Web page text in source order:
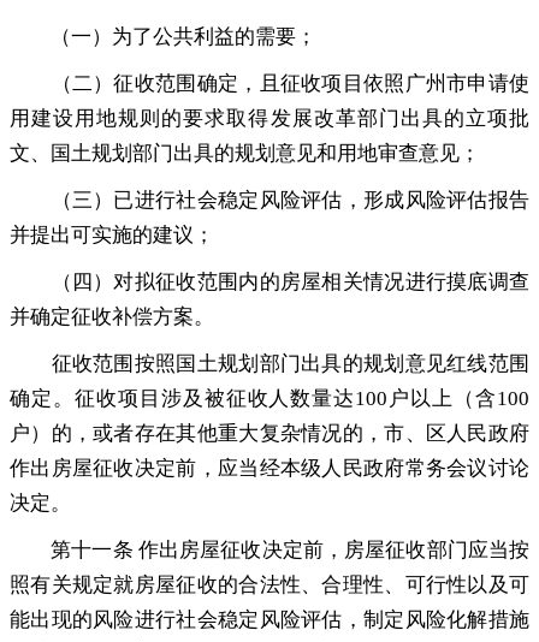
（一）为了公共利益的需要 ；
（二）征收范围确定 ，
且征收项目依照广州市申请使
用建设用地规则的要求取得发展改革部门出具的立项批
文、国土规划部门出具的规划意见和用地审查意见；
（三）已进行社会稳定风险评估 ， 形成风险评估报告
并提出可实施的建议；
（四）对拟征收范围内的房屋相关情况进行摸底调查
并确定征收补偿方案。
征收范围按照国土规划部门出具的规划意见红线范围
确定 。 征收项目涉及被征收人数量达100户以上（含100
户）的，或者存在其他重大复杂情况的 ，市、区人民政府
作出房屋征收决定前，应当经本级人民政府常务会议讨论
决定。
第十一条 作出房屋征收决定前， 房屋征收部门应当按
照有关规定就房屋征收的合法性、合理性、可行性以及可
能出现的风险进行社会稳定风险评估，制定风险化解措施